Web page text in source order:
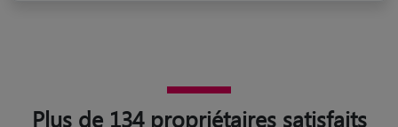
Plus de 134 propriétaires satisfaits